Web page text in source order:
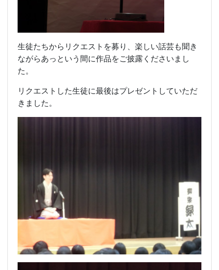
生徒たちからリクエストを募り、楽しい話芸も聞き
ながらあっという間に作品をご披露くださいまし
た。
リクエストした生徒に最後はプレゼントしていただ
きました。